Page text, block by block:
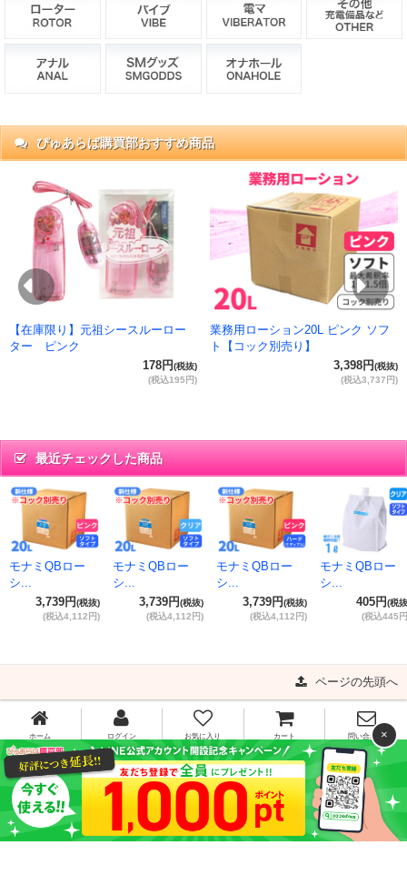
×
ぴゅあらば購買部おすすめ商品
Previous
【在庫限り】元祖シースルーロー
ター ピンク
178円(税抜)
(税込195円)
業務用ローション20L ピンク ソフ
ト【コック別売り】
3,398円(税抜)
(税込3,737円)
最近チェックした商品
モナミQBロー
シ...
3,739円(税抜)
(税込4,112円)
モナミQBロー
シ...
3,739円(税抜)
(税込4,112円)
モナミQBロー
シ...
3,739円(税抜)
(税込4,112円)
モナミQBロー
シ...
405円(税
(税込445
ページの先頭へ
ホーム ログイン お気に入り カート 問い合わせ
0120-341-910
[お問い合わせ受付時間]平日11:00～16:00
平日15時までのご注文で当日出荷!!